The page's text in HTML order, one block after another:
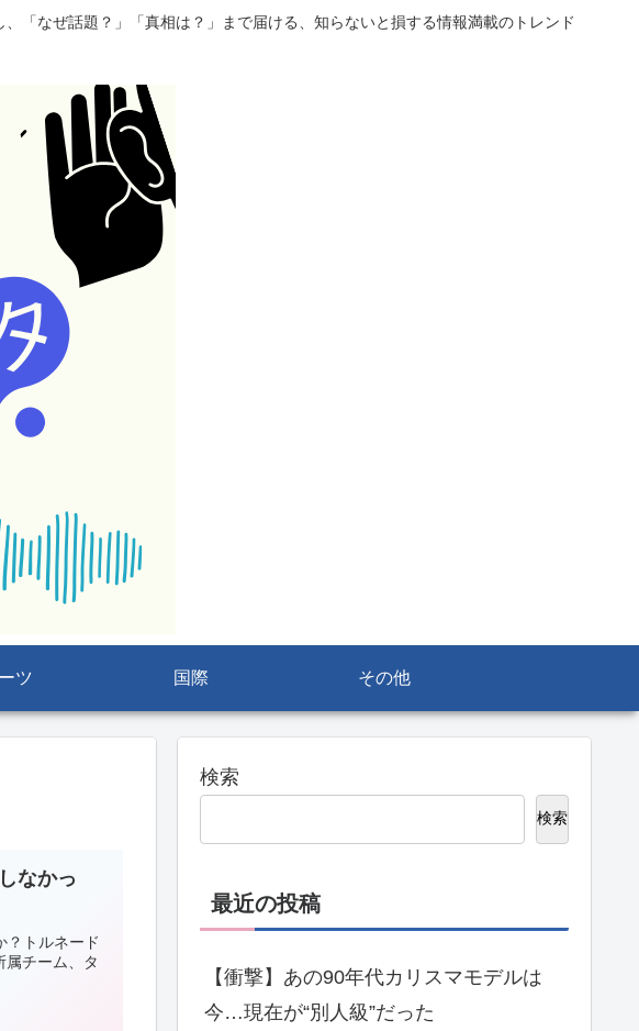
「なぜ話題？」「真相は？」まで届ける、知らないと損する情報満載のトレンド
ツ 国際 その他
なかっ
？トルネード
属チーム、タ
検索
検索
最近の投稿
【衝撃】あの90年代カリスマモデルは
今…現在が“別人級”だった